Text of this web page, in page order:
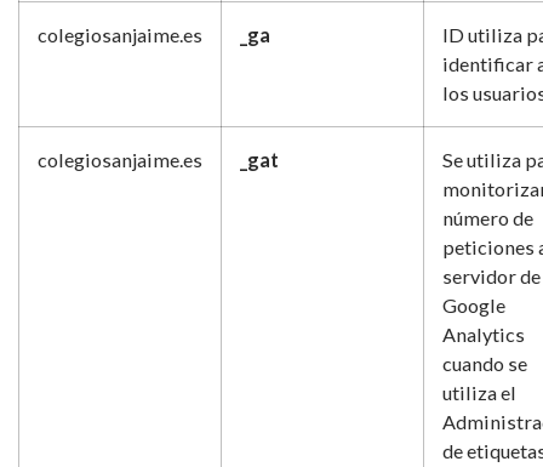
colegiosanjaime.es _ga
ID utiliza
identificar
los
colegiosanjaime.es _gat
Se utiliza
número de
peticiones
servidor de
Google
Analytics
cuando se
utiliza el
de